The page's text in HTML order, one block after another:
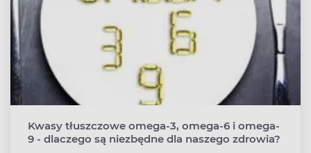
Kwasy tłuszczowe omega-3, omega-6 i omega-
9 - dlaczego są niezbędne dla naszego zdrowia?